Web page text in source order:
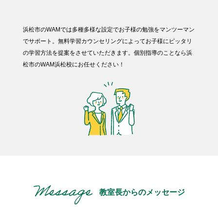
浜松市のWAMでは多種多様な設定でお子様の勉強をマンツーマン
でサポート。無料学習カウンセリングによってお子様にピッタリ
の学習方法を提案をさせていただきます。個別指導のことなら浜
松市のWAM浜松校にお任せください！
教室長からのメッセージ